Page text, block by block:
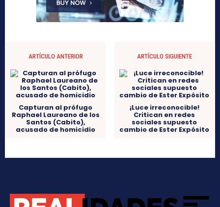
ARTÍCULO ANTERIOR
Capturan al prófugo
Raphael Laureano de los
Santos (Cabito),
acusado de homicidio
ARTÍCULO SIGUIENTE
¡Luce irreconocible!
Critican en redes
sociales supuesto
cambio de Ester Expósito